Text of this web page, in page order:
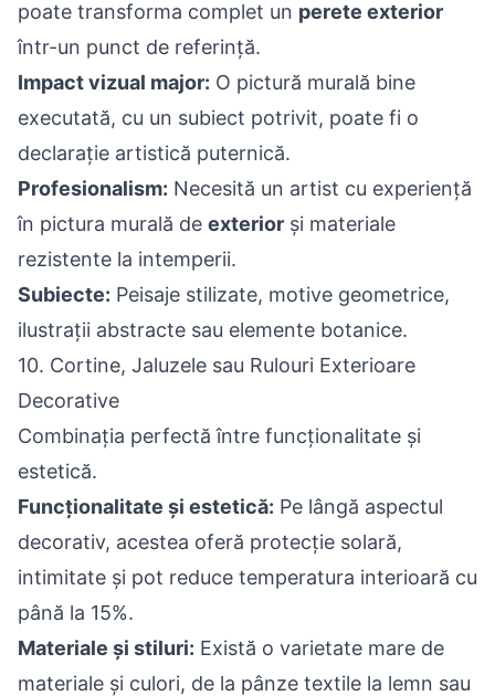
poate transforma complet un perete exterior
într-un punct de referință.
Impact vizual major: O pictură murală bine
executată, cu un subiect potrivit, poate fi o
declarație artistică puternică.
Profesionalism: Necesită un artist cu experiență
în pictura murală de exterior și materiale
rezistente la intemperii.
Subiecte: Peisaje stilizate, motive geometrice,
ilustrații abstracte sau elemente botanice.
10. Cortine, Jaluzele sau Rulouri Exterioare
Decorative
Combinația perfectă între funcționalitate și
estetică.
Funcționalitate și estetică: Pe lângă aspectul
decorativ, acestea oferă protecție solară,
intimitate și pot reduce temperatura interioară cu
până la 15%.
Materiale și stiluri: Există o varietate mare de
materiale și culori, de la pânze textile la lemn sau